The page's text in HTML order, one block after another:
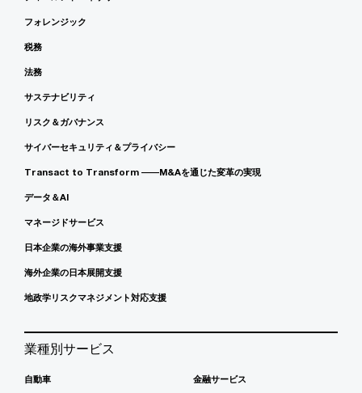
フォレンジック
税務
法務
サステナビリティ
リスク＆ガバナンス
サイバーセキュリティ＆プライバシー
Transact to Transform ――M&Aを通じた変革の実現
データ＆AI
マネージドサービス
日本企業の海外事業支援
海外企業の日本展開支援
地政学リスクマネジメント対応支援
業種別サービス
自動車 金融サービス